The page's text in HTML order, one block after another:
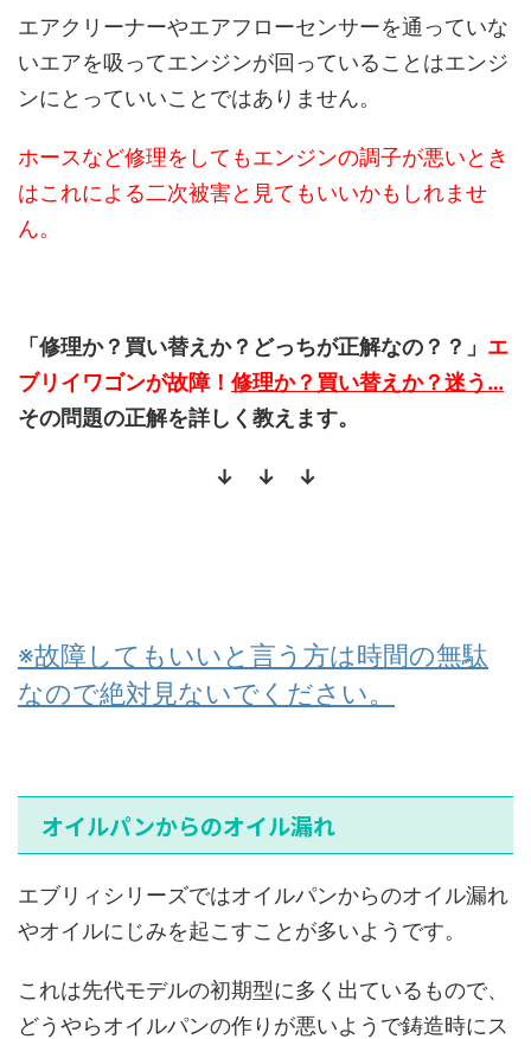
エアクリーナーやエアフローセンサーを通っていな
いエアを吸ってエンジンが回っていることはエンジ
ンにとっていいことではありません。
ホースなど修理をしてもエンジンの調子が悪いとき
はこれによる二次被害と見てもいいかもしれませ
ん。
「修理か？買い替えか？どっちが正解なの？？」 エ
ブリイワゴンが故障！ 修理か？買い替えか？迷う…
その問題の正解を詳しく教えます。
↓ ↓ ↓
※故障してもいいと言う方は時間の無駄
なので絶対見ないでください。
オイルパンからのオイル漏れ
エブリィシリーズではオイルパンからのオイル漏れ
やオイルにじみを起こすことが多いようです。
これは先代モデルの初期型に多く出ているもので、
どうやらオイルパンの作りが悪いようで鋳造時にス